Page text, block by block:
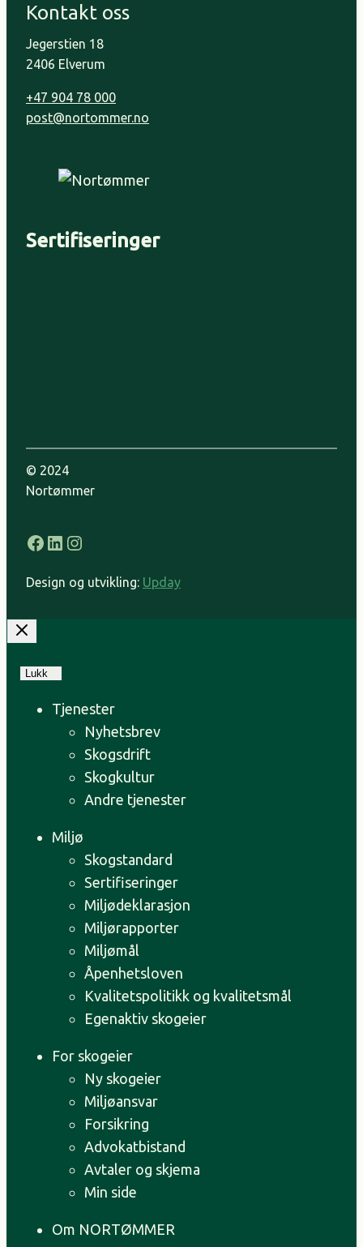
Kontakt oss
Jegerstien 18
2406 Elverum
+47 904 78 000
post@nortommer.no
Sertifiseringer
© 2024
Nortømmer
Facebook
LinkedIn
Instagram
Design og utvikling: Upday
Lukk
Tjenester
Nyhetsbrev
Skogsdrift
Skogkultur
Andre tjenester
Miljø
Skogstandard
Sertifiseringer
Miljødeklarasjon
Miljørapporter
Miljømål
Åpenhetsloven
Kvalitetspolitikk og kvalitetsmål
Egenaktiv skogeier
For skogeier
Ny skogeier
Miljøansvar
Forsikring
Advokatbistand
Avtaler og skjema
Min side
Om NORTØMMER